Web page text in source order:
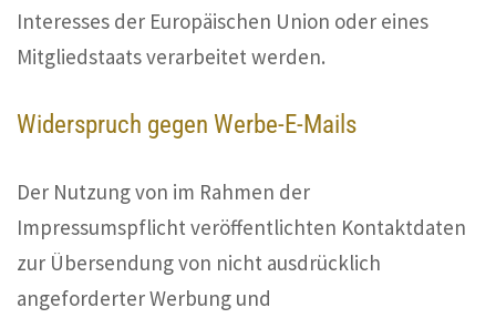
Interesses der Europäischen Union oder eines
Mitgliedstaats verarbeitet werden.
Widerspruch gegen Werbe-E-Mails
Der Nutzung von im Rahmen der
Impressumspflicht veröffentlichten Kontaktdaten
zur Übersendung von nicht ausdrücklich
angeforderter Werbung und